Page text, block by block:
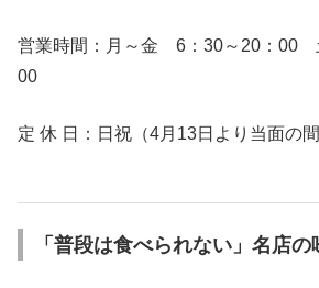
営業時間：月～金 6：30～20：00
00
定 休 日：日祝（4月13日より当面の間
「普段は食べられない」名店